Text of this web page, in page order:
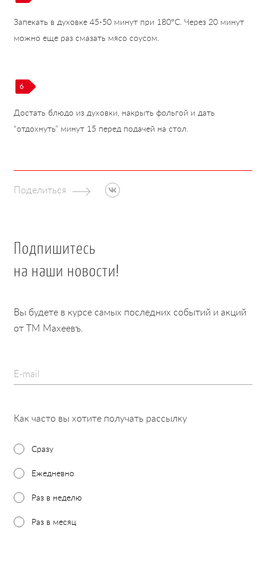
Запекать в духовке 45-50 минут при 180°С. Через 20 минут
можно еще раз смазать мясо соусом.
6
Достать блюдо из духовки, накрыть фольгой и дать
“отдохнуть” минут 15 перед подачей на стол.
Поделиться
Подпишитесь
на наши новости!
Вы будете в курсе самых последних событий и акций
от ТМ Махеевъ.
E-mail
Как часто вы хотите получать рассылку
Сразу
Ежедневно
Раз в неделю
Раз в месяц